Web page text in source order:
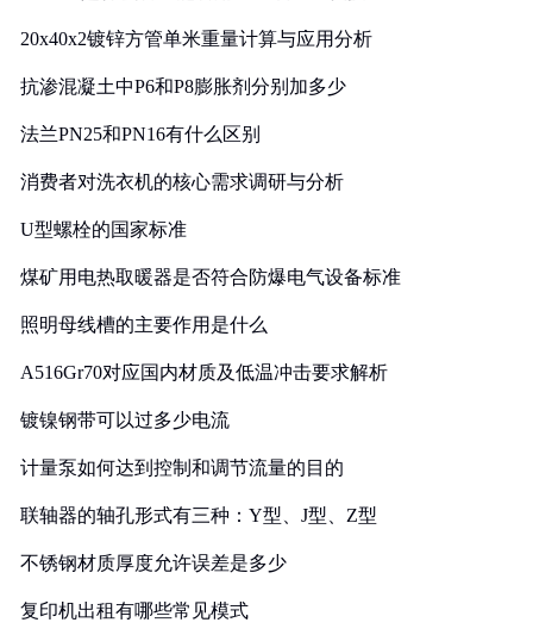
20x40x2镀锌方管单米重量计算与应用分析
抗渗混凝土中P6和P8膨胀剂分别加多少
法兰PN25和PN16有什么区别
消费者对洗衣机的核心需求调研与分析
U型螺栓的国家标准
煤矿用电热取暖器是否符合防爆电气设备标准
照明母线槽的主要作用是什么
A516Gr70对应国内材质及低温冲击要求解析
镀镍钢带可以过多少电流
计量泵如何达到控制和调节流量的目的
联轴器的轴孔形式有三种：Y型、J型、Z型
不锈钢材质厚度允许误差是多少
复印机出租有哪些常见模式